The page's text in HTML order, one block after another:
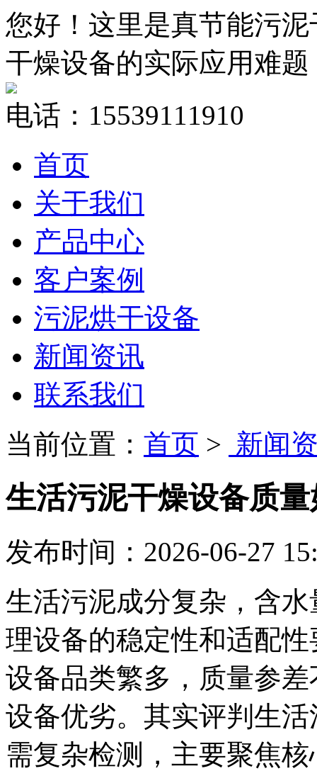
您好！这里是真节能污
干燥设备的实际应用难题
电话：15539111910
首页
关于我们
产品中心
客户案例
污泥烘干设备
新闻资讯
联系我们
当前位置： 首页 > 新闻
生活污泥干燥设备质
发布时间：2026-06-27
生活污泥成分复杂，含
理设备的稳定性和适配
设备品类繁多，质量参
设备优劣。其实评判生
需复杂检测，主要聚焦